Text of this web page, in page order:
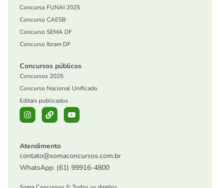
Concurso FUNAI 2025
Concurso CAESB
Concurso SEMA DF
Concurso Ibram DF
Concursos públicos
Concursos 2025
Concurso Nacional Unificado
Editais publicados
Atendimento
contato@somaconcursos.com.br
WhatsApp: (61) 99916-4800